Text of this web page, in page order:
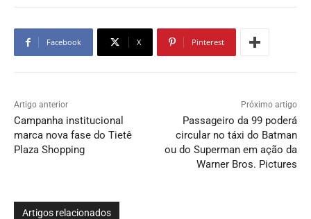
Facebook X Pinterest
Artigo anterior
Campanha institucional
marca nova fase do Tietê
Plaza Shopping
Próximo artigo
Passageiro da 99 poderá
circular no táxi do Batman
ou do Superman em ação da
Warner Bros. Pictures
Artigos relacionados